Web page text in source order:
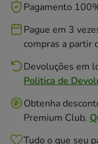
Pagamento
Pague em 3
compras a partir
Devoluções em
Politica de
Obtenha
Premium Club.
Tudo o que seu